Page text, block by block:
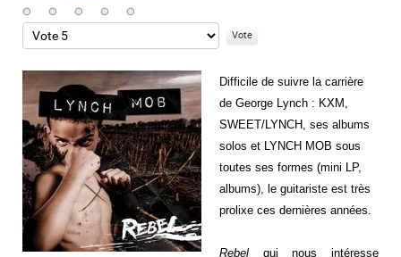
Veuillez
voter
Difficile de suivre la carrière
de George Lynch : KXM,
SWEET/LYNCH, ses albums
solos et LYNCH MOB sous
toutes ses formes (mini LP,
albums), le guitariste est très
prolixe ces dernières années.
Rebel qui nous intéresse